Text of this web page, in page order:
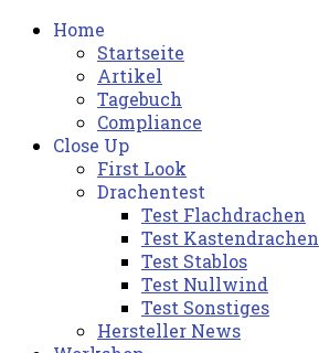
Home
Startseite
Artikel
Tagebuch
Compliance
Close Up
First Look
Drachentest
Test Flachdrachen
Test Kastendrachen
Test Stablos
Test Nullwind
Test Sonstiges
Hersteller News